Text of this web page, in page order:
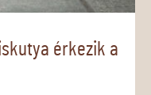
érkezik a